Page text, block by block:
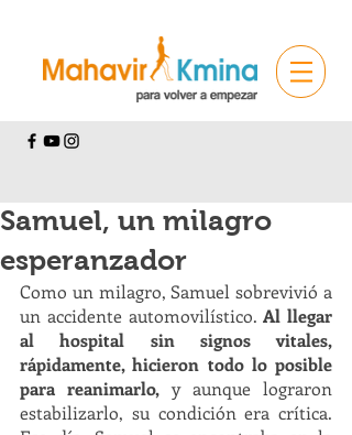
Samuel, un milagro
esperanzador
Como un milagro, Samuel sobrevivió a
un accidente automovilístico. Al llegar
al hospital sin signos vitales,
rápidamente, hicieron todo lo posible
para reanimarlo, y aunque lograron
estabilizarlo, su condición era crítica.